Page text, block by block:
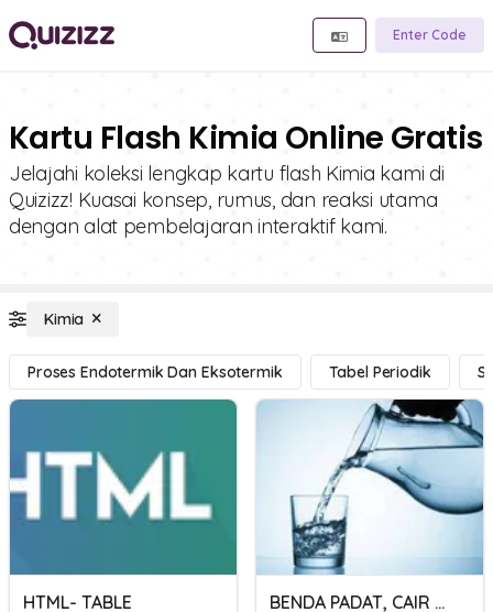
Enter Code
Kartu Flash Kimia Online Gratis
Jelajahi koleksi lengkap kartu flash Kimia kami di
Quizizz! Kuasai konsep, rumus, dan reaksi utama
dengan alat pembelajaran interaktif kami.
Kimia
Proses Endotermik Dan Eksotermik Tabel Periodik
HTML- TABLE BENDA PADAT, CAIR DAN GAS